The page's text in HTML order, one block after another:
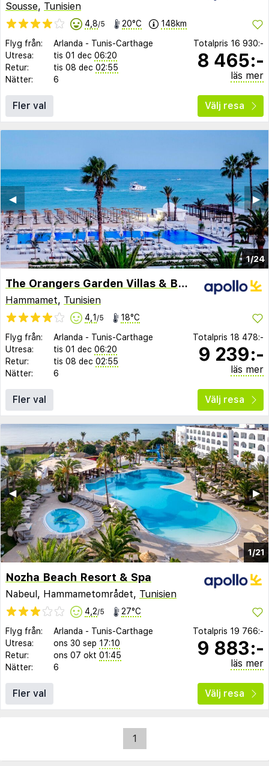
Sousse, Tunisien
4,8/5 20°C 148km
Flyg från: Arlanda - Tunis-Carthage
Utresa:
tis 01 dec 06:20
Retur:
tis 08 dec 02:55
Nätter:
6
Totalpris 16 930:-
8 465:-
läs mer
Fler val Välj resa
1/24
▶︎
◀︎
The Orangers Garden Villas & Bungalows
Hammamet, Tunisien
4,1 /5 18°C
Flyg från: Arlanda - Tunis-Carthage
Utresa:
tis 01 dec 06:20
Retur:
tis 08 dec 02:55
Nätter:
6
Totalpris 18 478:-
9 239:-
läs mer
Fler val Välj resa
1/21
▶︎
◀︎
Nozha Beach Resort & Spa
Nabeul, Hammametområdet, Tunisien
4,2/5 27°C
Flyg från: Arlanda - Tunis-Carthage
Utresa:
ons 30 sep 17:10
Retur:
ons 07 okt 01:45
Nätter:
6
Totalpris 19 766:-
9 883:-
läs mer
Fler val Välj resa
1